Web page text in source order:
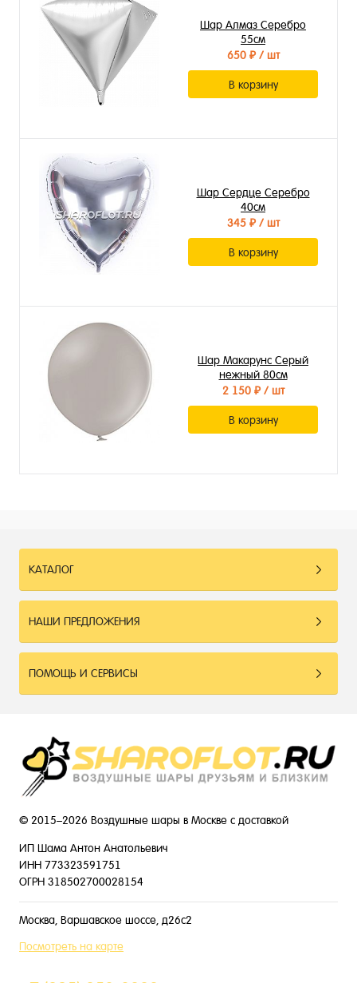
Шар Алмаз Серебро
55см
650 ₽/ шт
В корзину
Шар Сердце Серебро
40см
345 ₽/ шт
В корзину
Шар Макарунс Серый
нежный 80см
2 150 ₽/ шт
В корзину
КАТАЛОГ
НАШИ ПРЕДЛОЖЕНИЯ
ПОМОЩЬ И СЕРВИСЫ
© 2015–2026 Воздушные шары в Москве с доставкой
ИП Шама Антон Анатольевич
ИНН 773323591751
ОГРН 318502700028154
Москва, Варшавское шоссе, д26с2
Посмотреть на карте